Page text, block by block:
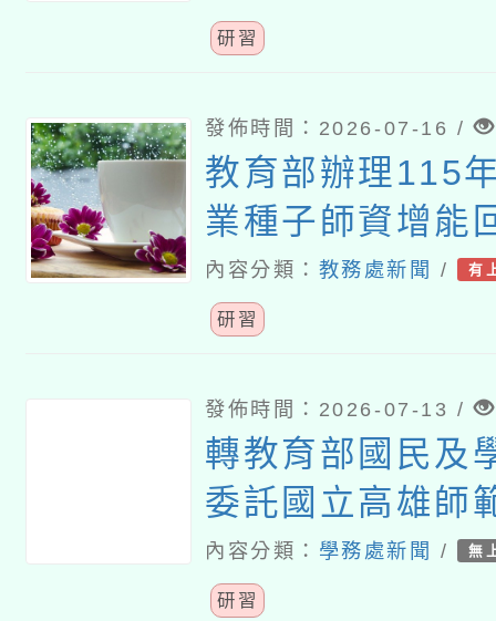
研習
發佈時間：2026-07-16 /
教育部辦理115
業種子師資增能
研習營」
內容分類： 教務處新聞 / 有
研習
發佈時間：2026-07-13 /
轉教育部國民及
委託國立高雄師
「校園性教育（
防治）計畫」之
內容分類： 學務處新聞 / 無
研習